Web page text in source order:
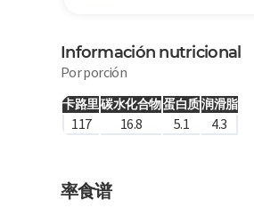
Información nutricional
Por porción
卡路里碳水化合物蛋白质润滑脂
117 16.8 5.1 4.3
率食谱